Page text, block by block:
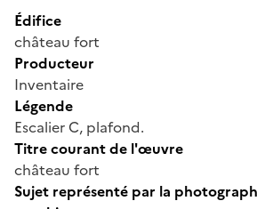
Édifice
château fort
Producteur
Inventaire
Légende
Escalier C, plafond.
Titre courant de l'œuvre
château fort
Sujet représenté par la